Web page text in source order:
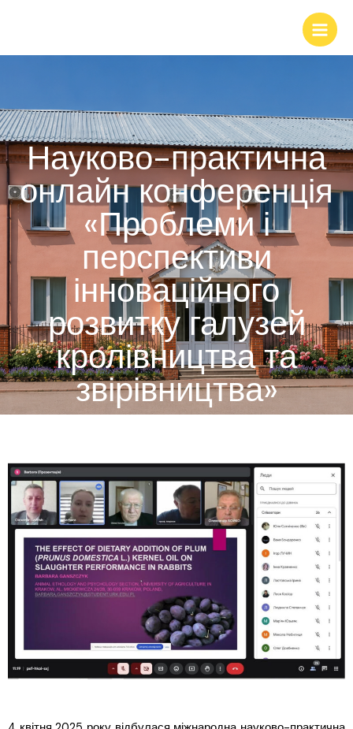
Науково-практична
онлайн конференція
«Проблеми і
перспективи
інноваційного
розвитку галузей
кролівництва та
звірівництва»